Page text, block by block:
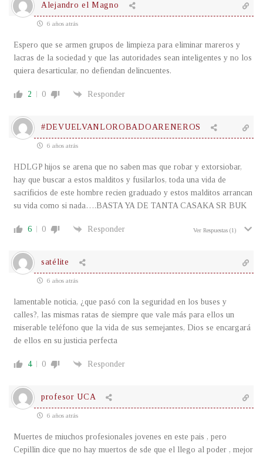
Alejandro el Magno
6 años atrás
Espero que se armen grupos de limpieza para eliminar mareros y
lacras de la sociedad y que las autoridades sean inteligentes y no los
quiera desarticular, no defiendan delincuentes.
2 0 Responder
#DEVUELVANLOROBADOARENEROS
6 años atrás
HDLGP hijos se arena que no saben mas que robar y extorsiobar,
hay que buscar a estos malditos y fusilarlos, toda una vida de
sacrificios de este hombre recien graduado y estos malditos arrancan
su vida como si nada….BASTA YA DE TANTA CASAKA SR BUK
6 0 Responder Ver Respuestas (1)
satélite
6 años atrás
lamentable noticia, ¿que pasó con la seguridad en los buses y
calles?, las mismas ratas de siempre que vale más para ellos un
miserable teléfono que la vida de sus semejantes, Dios se encargará
de ellos en su justicia perfecta
4 0 Responder
profesor UCA
6 años atrás
Muertes de miuchos profesionales jovenes en este pais , pero
Cepillin dice que no hay muertos de sde que el llego al poder , mejor